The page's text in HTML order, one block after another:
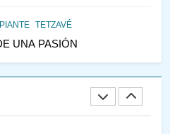
TETZAVÉ
UNA PASIÓN
¿QUIÉN ES SABIO?